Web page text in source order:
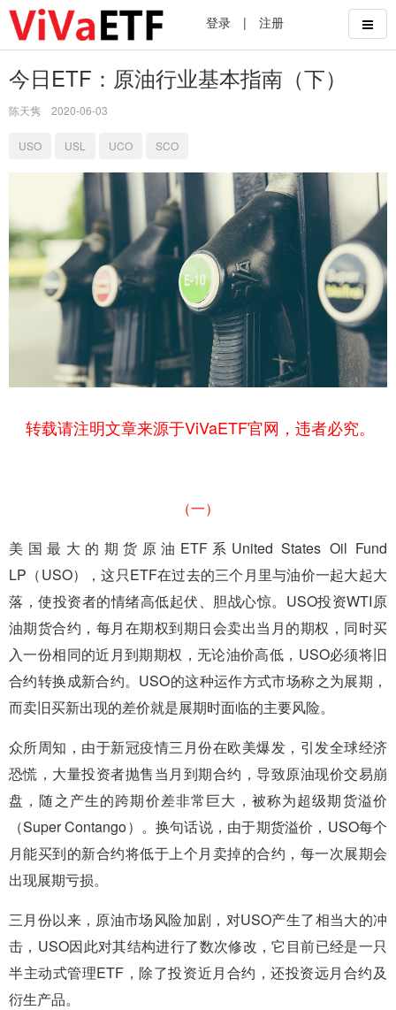
登录 | 注册
今日ETF：原油行业基本指南（下）
陈天隽 2020-06-03
USO USL UCO SCO
转载请注明文章来源于ViVaETF官网，违者必究。
（一）
美国最大的期货原油ETF系United States Oil Fund
LP（USO），这只ETF在过去的三个月里与油价一起大起大
落，使投资者的情绪高低起伏、胆战心惊。USO投资WTI原
油期货合约，每月在期权到期日会卖出当月的期权，同时买
入一份相同的近月到期期权，无论油价高低，USO必须将旧
合约转换成新合约。USO的这种运作方式市场称之为展期，
而卖旧买新出现的差价就是展期时面临的主要风险。
众所周知，由于新冠疫情三月份在欧美爆发，引发全球经济
恐慌，大量投资者抛售当月到期合约，导致原油现价交易崩
盘，随之产生的跨期价差非常巨大，被称为超级期货溢价
（Super Contango）。换句话说，由于期货溢价，USO每个
月能买到的新合约将低于上个月卖掉的合约，每一次展期会
出现展期亏损。
三月份以来，原油市场风险加剧，对USO产生了相当大的冲
击，USO因此对其结构进行了数次修改，它目前已经是一只
半主动式管理ETF，除了投资近月合约，还投资远月合约及
衍生产品。